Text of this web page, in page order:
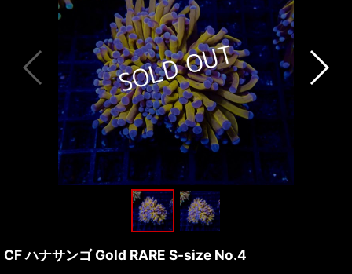
CF ハナサンゴ Gold RARE S-size No.4